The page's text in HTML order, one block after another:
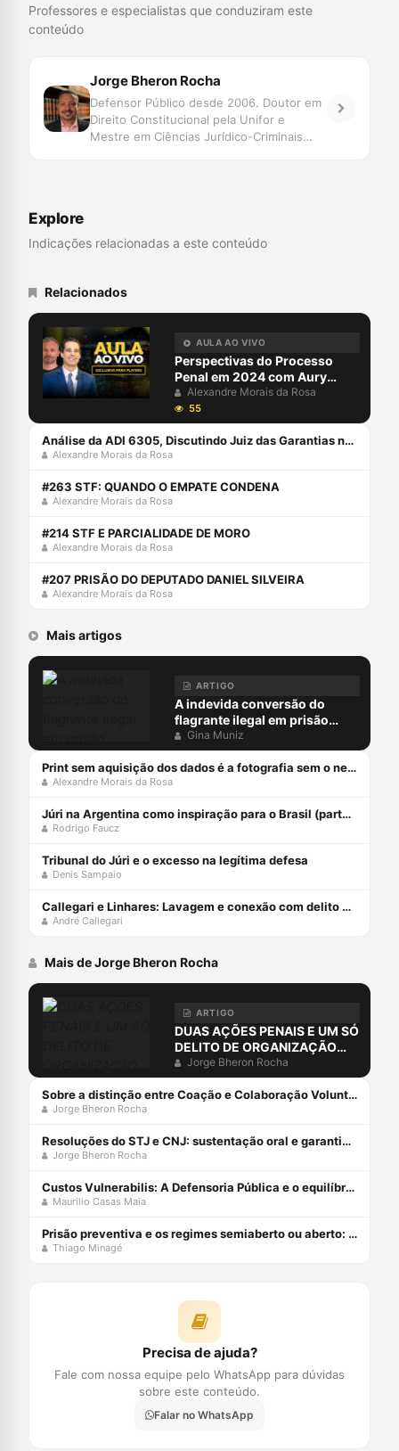
Professores e especialistas que conduziram este
conteúdo
Jorge Bheron Rocha
Defensor Público desde 2006. Doutor em
Direito Constitucional pela Unifor e
Mestre em Ciências Jurídico-Criminais
Professor, palestrante e autor.
Explore
Indicações relacionadas a este conteúdo
Relacionados
AULA AO VIVO
Perspectivas do Processo
Penal em 2024 com Aury
Lopes Jr e Alexandre Morais
da Rosa
Alexandre Morais da Rosa
55
Análise da ADI 6305, Discutindo Juiz das Garantias no Brasil com Alexandre Morais da Rosa
Alexandre Morais da Rosa
#263 STF: QUANDO O EMPATE CONDENA
Alexandre Morais da Rosa
#214 STF E PARCIALIDADE DE MORO
Alexandre Morais da Rosa
#207 PRISÃO DO DEPUTADO DANIEL SILVEIRA
Alexandre Morais da Rosa
Mais artigos
ARTIGO
A indevida conversão do
flagrante ilegal em prisão
preventiva
Gina Muniz
Print sem aquisição dos dados é a fotografia sem o negativo
Alexandre Morais da Rosa
Júri na Argentina como inspiração para o Brasil (parte 1)
Rodrigo Faucz
Tribunal do Júri e o excesso na legítima defesa
Denis Sampaio
Callegari e Linhares: Lavagem e conexão com delito prévio
André Callegari
Mais de Jorge Bheron Rocha
ARTIGO
DUAS AÇÕES PENAIS E UM SÓ
DELITO DE ORGANIZAÇÃO
CRIMINOSA?
Jorge Bheron Rocha
Sobre a distinção entre Coação e Colaboração Voluntária no Crime Organizado
Jorge Bheron Rocha
Resoluções do STJ e CNJ: sustentação oral e garantias constitucionais no processo penal
Jorge Bheron Rocha
Custos Vulnerabilis: A Defensoria Pública e o equilíbrio nas relações político-jurídicas dos vulneráveis Capa dura 1 janeiro 2019
Maurilio Casas Maia
Prisão preventiva e os regimes semiaberto ou aberto: uma incompatibilidade sistêmica
Thiago Minagé
Precisa de ajuda?
Fale com nossa equipe pelo WhatsApp para dúvidas
sobre este conteúdo.
Falar no WhatsApp